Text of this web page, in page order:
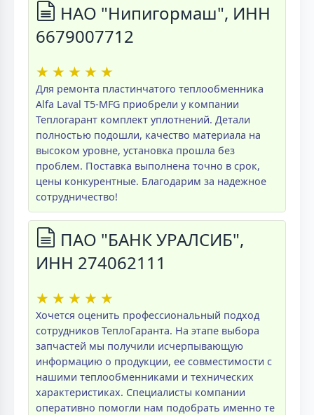
НАО "Нипигормаш", ИНН
6679007712
★ ★ ★ ★ ★
Для ремонта пластинчатого теплообменника
Alfa Laval T5-MFG приобрели у компании
Теплогарант комплект уплотнений. Детали
полностью подошли, качество материала на
высоком уровне, установка прошла без
проблем. Поставка выполнена точно в срок,
цены конкурентные. Благодарим за надежное
сотрудничество!
ПАО "БАНК УРАЛСИБ",
ИНН 274062111
★ ★ ★ ★ ★
Хочется оценить профессиональный подход
сотрудников ТеплоГаранта. На этапе выбора
запчастей мы получили исчерпывающую
информацию о продукции, ее совместимости с
нашими теплообменниками и технических
характеристиках. Специалисты компании
оперативно помогли нам подобрать именно те